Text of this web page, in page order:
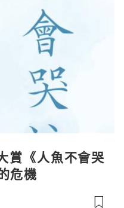
賞《人魚不會哭
危機